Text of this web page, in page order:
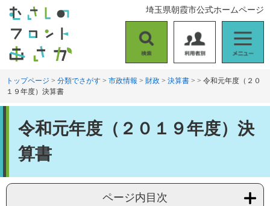
す
。
し
て
索
用
者
ニ
ュ
埼玉県朝霞市公式ホームページ
トップページ > 分類でさがす > 市政情報 > 財政 > 決算書 > > 令和元年度（２０
１９年度）決算書
令和元年度（２０１９年度）決
算書
ページ内目次